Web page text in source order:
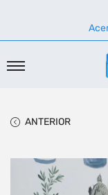
ANTERIOR